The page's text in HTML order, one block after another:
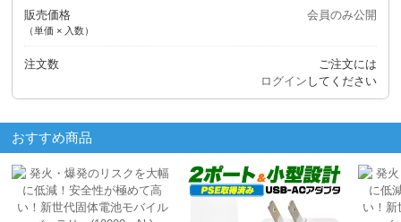
販売価格
（単価 × 入数）
会員のみ公開
注文数
ご注文には
ログイン してください
おすすめ商品